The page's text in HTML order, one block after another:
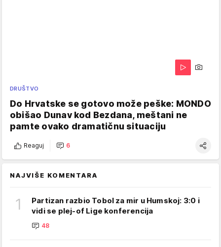
DRUŠTVO
Do Hrvatske se gotovo može peške: MONDO
obišao Dunav kod Bezdana, meštani ne
pamte ovako dramatičnu situaciju
Reaguj 6
NAJVIŠE KOMENTARA
1
Partizan razbio Tobol za mir u Humskoj: 3:0 i
vidi se plej-of Lige konferencija
48